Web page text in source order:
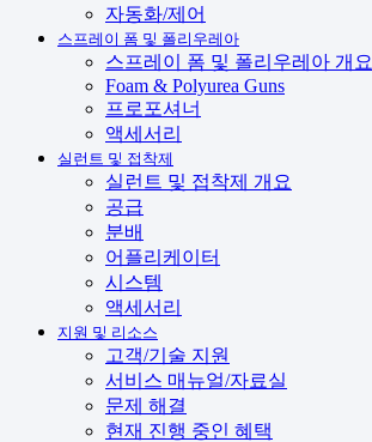
자동화/제어
스프레이 폼 및 폴리우레아
스프레이 폼 및 폴리우레아 개요
Foam & Polyurea Guns
프로포셔너
액세서리
실런트 및 접착제
실런트 및 접착제 개요
공급
분배
어플리케이터
시스템
액세서리
지원 및 리소스
고객/기술 지원
서비스 매뉴얼/자료실
문제 해결
현재 진행 중인 혜택